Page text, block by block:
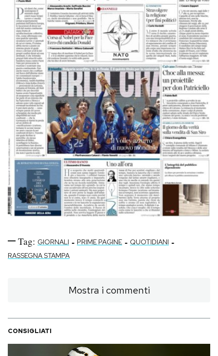
Tag: GIORNALI - PRIME PAGINE - QUOTIDIANI -
RASSEGNA STAMPA
Mostra i commenti
CONSIGLIATI